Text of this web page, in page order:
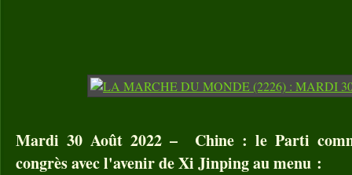
Mardi 30 Août 2022 – Chine : le Parti
congrès avec l'avenir de Xi Jinping au menu :